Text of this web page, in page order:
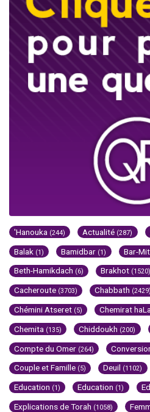
'Hanouka (244) Actualité (287)
Balak (1) Bamidbar (1) Bar-
Beth-Hamikdach (6) Brakhot (1520)
Cacheroute (3703) Chabbath (2429)
Chémini Atseret (5) Chemirat
Chemita (135) Chiddoukh (200)
Compte du Omer (264)
Couple et Famille (5) Deuil (1102)
Education (1) Education (1)
Explications de Torah (1058)